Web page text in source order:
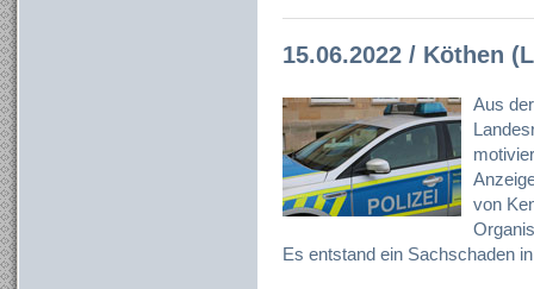
15.06.2022 / Köthen
Aus
von
Es entstand ein Sachschaden